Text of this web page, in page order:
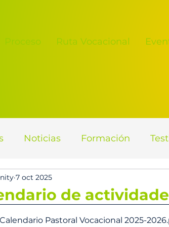
Proceso Ruta Vocacional
Noticias Formación
de
7 oct 2025
Calendario Pastoral Vocacional 2025-2026